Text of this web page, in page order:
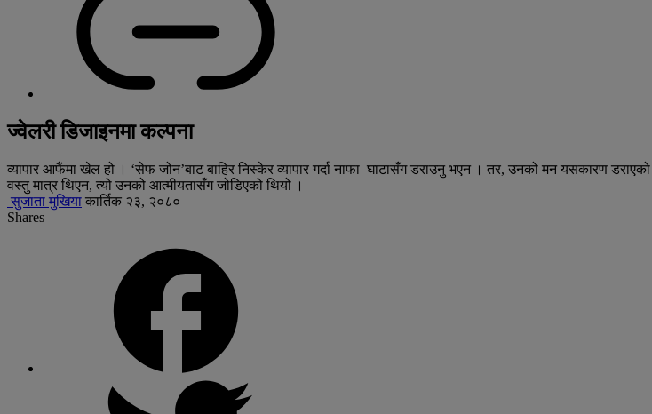
ज्वेलरी डिजाइनमा कल्पना
व्यापार आफैंमा खेल हो । ‘सेफ जोन’बाट बाहिर निस्केर व्यापार गर्दा नाफा–घाटासँग डराउनु भएन । तर, उनको मन यसकारण
वस्तु मात्र थिएन, त्यो उनको आत्मीयतासँग जोडिएको थियो ।
सुजाता मुखिया कार्तिक २३, २०८०
Shares